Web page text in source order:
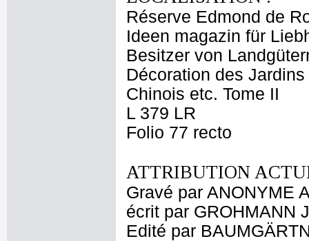
Réserve Edmond de
Ideen magazin für
Besitzer von
Décoration des
Chinois etc. Tome II
L 379 LR
Folio 77 recto
ATTRIBUTION
Gravé par ANONYME
écrit par GROHMANN
Edité par